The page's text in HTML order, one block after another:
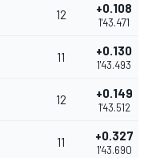
12 +0.108
1'43.471
11 +0.130
1'43.493
12 +0.149
1'43.512
11 +0.327
1'43.690